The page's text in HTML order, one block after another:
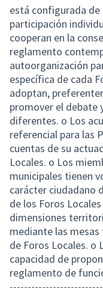
está configurada de
participación
cooperan en la
reglamento
autoorganización
específica de cada
adoptan,
promover el debate
diferentes. o Los
referencial para las
cuentas de su
Locales. o Los
municipales tienen
carácter ciudadano
de los Foros
dimensiones
mediante las
de Foros Locales. o
capacidad de
reglamento de